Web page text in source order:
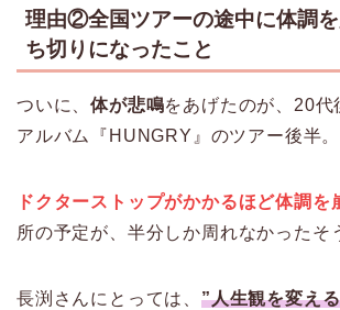
理由②全国ツアーの途中に体調
ち切りになったこと
ついに、体が悲鳴をあげたのが、20代
アルバム『HUNGRY』のツアー後半。
ドクターストップがかかるほど体調を
所の予定が、半分しか周れなかったそ
長渕さんにとっては、 ”人生観を変え